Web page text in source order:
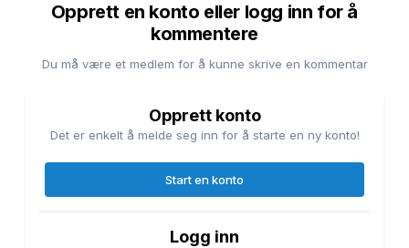
Opprett en konto eller logg inn for å
kommentere
Du må være et medlem for å kunne skrive en kommentar
Opprett konto
Det er enkelt å melde seg inn for å starte en ny konto!
Start en konto
Logg inn